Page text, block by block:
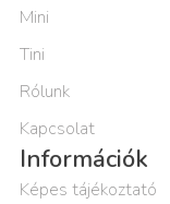
Mini
Tini
Rólunk
Kapcsolat
Információk
Képes tájékoztató